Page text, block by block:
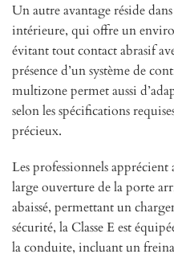
Un autre avantage réside
intérieure, qui offre un
évitant tout contact abrasif
présence d’un système de
multizone permet aussi
selon les spécifications
précieux.
Les professionnels apprécient
large ouverture de la porte
abaissé, permettant un
sécurité, la Classe E est
la conduite, incluant un